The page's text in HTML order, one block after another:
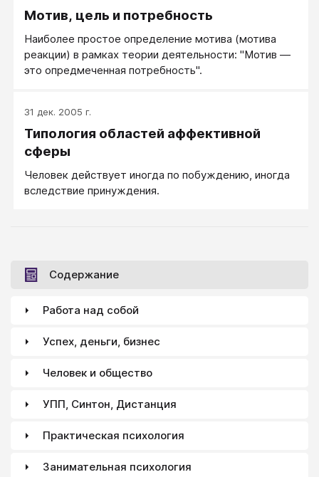
Мотив, цель и потребность
Наиболее простое определение мотива (мотива
реакции) в рамках теории деятельности: "Мотив —
это опредмеченная потребность".
31 дек. 2005 г.
Типология областей аффективной
сферы
Человек действует иногда по побуждению, иногда
вследствие принуждения.
Содержание
Работа над собой
Успех, деньги, бизнес
Человек и общество
УПП, Синтон, Дистанция
Практическая психология
Занимательная психология